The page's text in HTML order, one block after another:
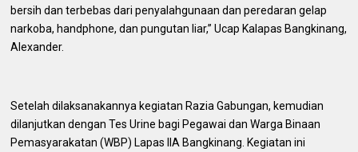
bersih dan terbebas dari penyalahgunaan dan peredaran gelap
narkoba, handphone, dan pungutan liar,” Ucap Kalapas Bangkinang,
Alexander.
Setelah dilaksanakannya kegiatan Razia Gabungan, kemudian
dilanjutkan dengan Tes Urine bagi Pegawai dan Warga Binaan
Pemasyarakatan (WBP) Lapas IIA Bangkinang. Kegiatan ini